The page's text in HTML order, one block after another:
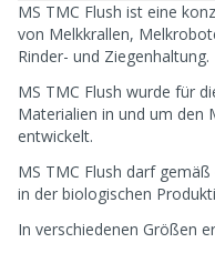
MS TMC Flush ist eine
von Melkkrallen,
Rinder- und Ziegenhaltung.
MS TMC Flush wurde für
Materialien in und um den
entwickelt.
MS TMC Flush darf
in der biologischen
In verschiedenen Größen